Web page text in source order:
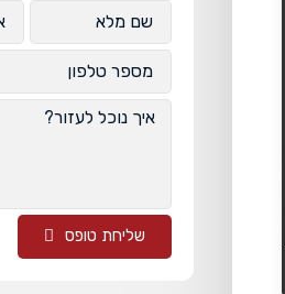
שליחת טופס